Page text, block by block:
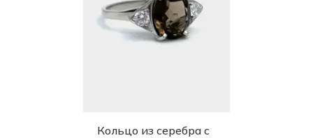
Кольцо из серебра с